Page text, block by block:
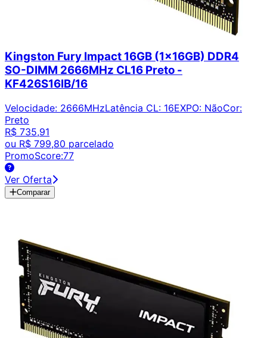
Kingston Fury Impact 16GB (1x16GB) DDR4
SO-DIMM 2666MHz CL16 Preto -
KF426S16IB/16
Velocidade: 2666MHzLatência CL: 16EXPO: NãoCor:
Preto
R$ 735,91
ou R$ 799,80 parcelado
PromoScore:77
Ver Oferta
Comparar